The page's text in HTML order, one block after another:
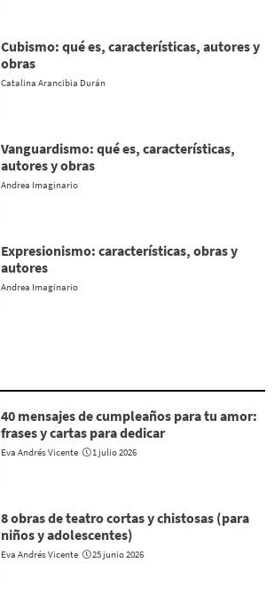
Cubismo: qué es, características, autores y
obras
Catalina Arancibia Durán
Vanguardismo: qué es, características,
autores y obras
Andrea Imaginario
Expresionismo: características, obras y
autores
Andrea Imaginario
40 mensajes de cumpleaños para tu amor:
frases y cartas para dedicar
Eva Andrés Vicente 1 julio 2026
8 obras de teatro cortas y chistosas (para
niños y adolescentes)
Eva Andrés Vicente 25 junio 2026